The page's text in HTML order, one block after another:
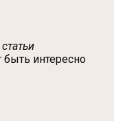
интересно